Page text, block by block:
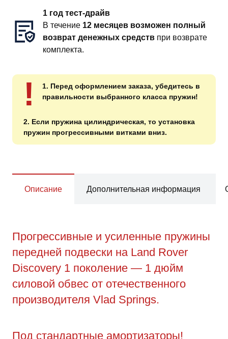
1 год тест-драйв
В течение 12 месяцев возможен полный
возврат денежных средств при возврате
комплекта.
!
1. Перед оформлением заказа, убедитесь в
правильности выбранного класса пружин!
2. Если пружина цилиндрическая, то установка
пружин прогрессивными витками вниз.
Описание Дополнительная информация
Прогрессивные и усиленные пружины
передней подвески на Land Rover
Discovery 1 поколение — 1 дюйм
силовой обвес от отечественного
производителя Vlad Springs.
Под стандартные амортизаторы!